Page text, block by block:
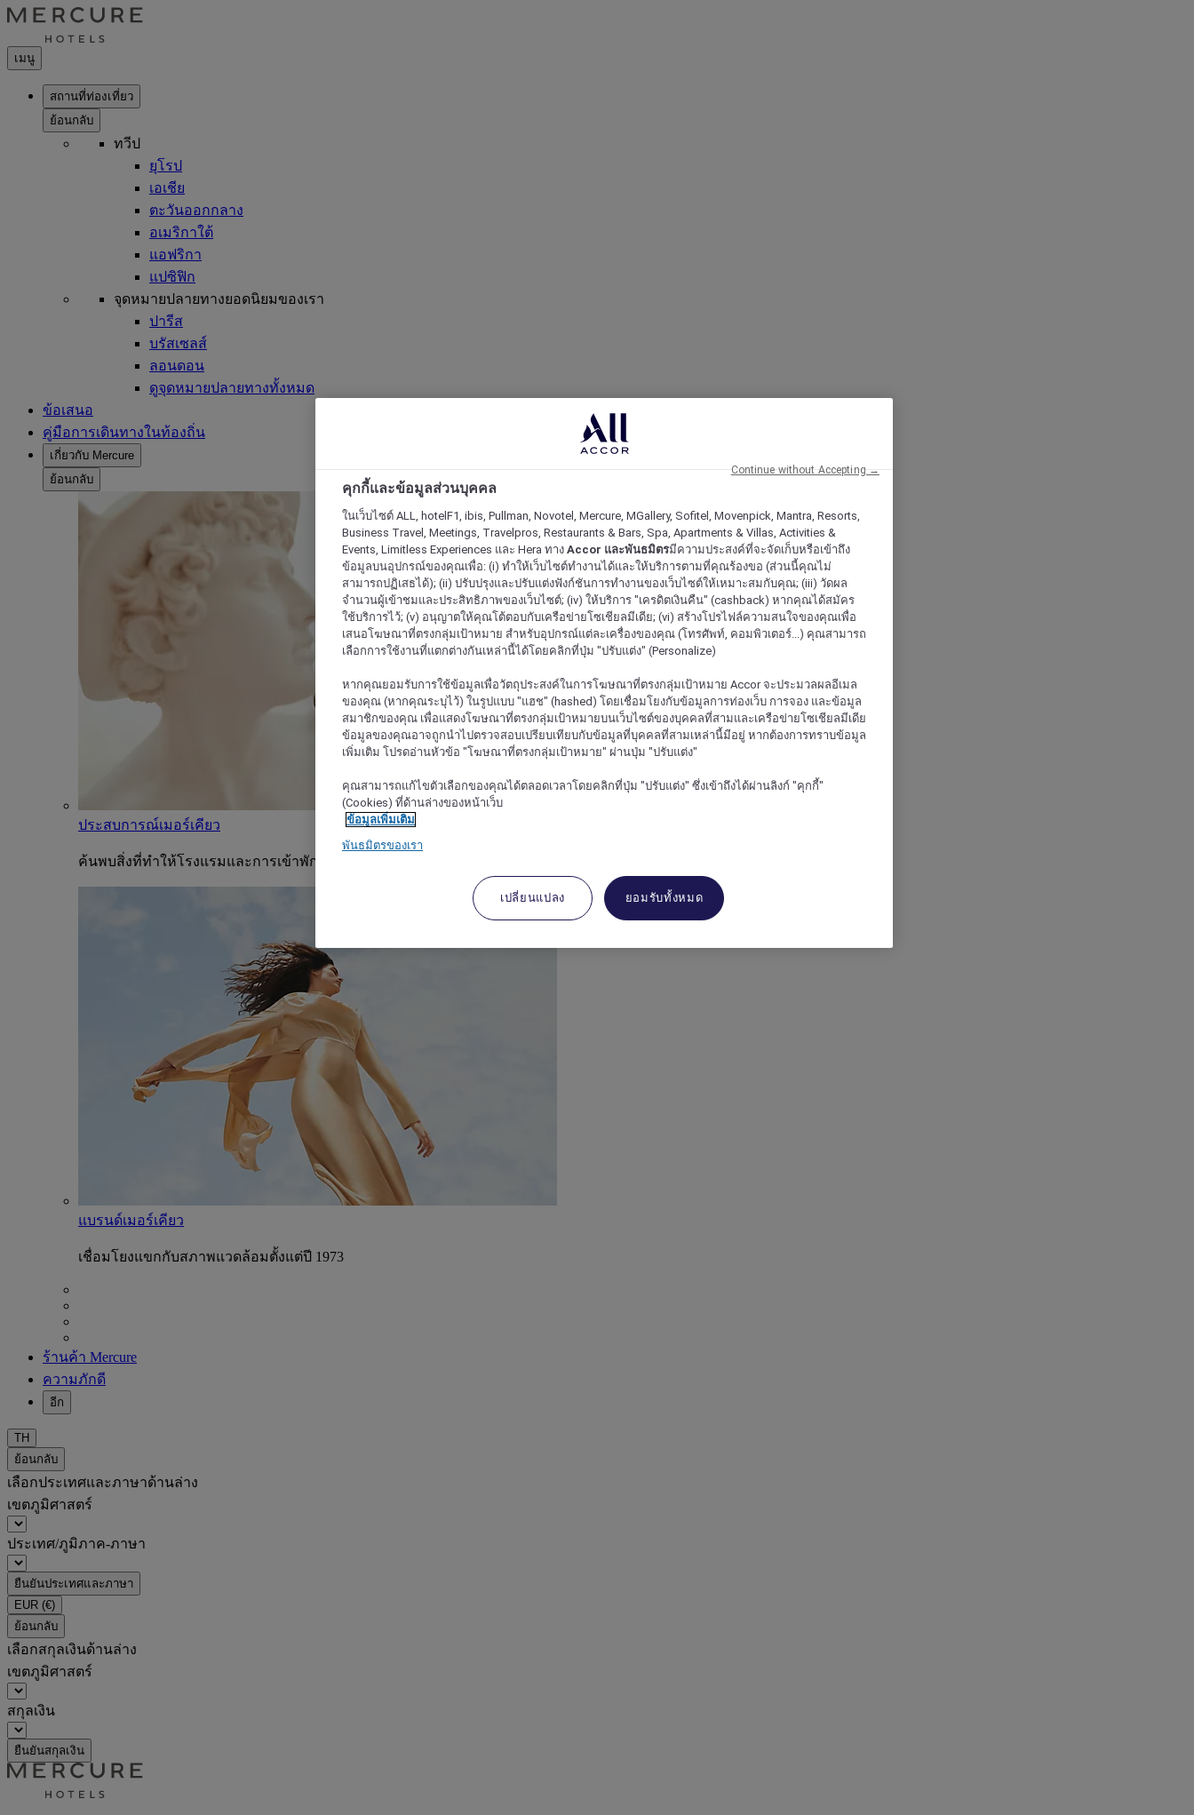
เมนู
สถานที่ท่องเที่ยว
ย้อนกลับ
ทวีป
ยุโรป
เอเชีย
ตะวันออกกลาง
อเมริกาใต้
แอฟริกา
แปซิฟิก
จุดหมายปลายทางยอดนิยมของเรา
ปารีส
บรัสเซลส์
ลอนดอน
ดูจุดหมายปลายทางทั้งหมด
ข้อเสนอ
คู่มือการเดินทางในท้องถิ่น
เกี่ยวกับ Mercure
ย้อนกลับ
ประสบการณ์เมอร์เคียว
ค้นพบสิ่งที่ทำให้โรงแรมและการเข้าพักแต่ละครั้งของเมอร์เคียวเป็นเอกลักษณ์
แบรนด์เมอร์เคียว
เชื่อมโยงแขกกับสภาพแวดล้อมตั้งแต่ปี 1973
ร้านค้า Mercure
ความภักดี
อีก
TH
ย้อนกลับ
เลือกประเทศและภาษาด้านล่าง
เขตภูมิศาสตร์
ประเทศ/ภูมิภาค-ภาษา
ยืนยันประเทศและภาษา
EUR (€)
ย้อนกลับ
เลือกสกุลเงินด้านล่าง
เขตภูมิศาสตร์
สกุลเงิน
ยืนยันสกุลเงิน
คุกกี้และข้อมูลส่วนบุคคล
ในเว็บไซต์ ALL, hotelF1, ibis, Pullman, Novotel, Mercure, MGallery, Sofitel, Movenpick, Mantra, Resorts,
Business Travel, Meetings, Travelpros, Restaurants & Bars, Spa, Apartments & Villas, Activities &
Events, Limitless Experiences และ Hera ทาง Accor และพันธมิตรมีความประสงค์ที่จะจัดเก็บหรือเข้าถึง
ข้อมูลบนอุปกรณ์ของคุณเพื่อ: (i) ทำให้เว็บไซต์ทำงานได้และให้บริการตามที่คุณร้องขอ (ส่วนนี้คุณไม่
สามารถปฏิเสธได้); (ii) ปรับปรุงและปรับแต่งฟังก์ชันการทำงานของเว็บไซต์ให้เหมาะสมกับคุณ; (iii) วัดผล
จำนวนผู้เข้าชมและประสิทธิภาพของเว็บไซต์; (iv) ให้บริการ "เครดิตเงินคืน" (cashback) หากคุณได้สมัคร
ใช้บริการไว้; (v) อนุญาตให้คุณโต้ตอบกับเครือข่ายโซเชียลมีเดีย; (vi) สร้างโปรไฟล์ความสนใจของคุณเพื่อ
เสนอโฆษณาที่ตรงกลุ่มเป้าหมาย สำหรับอุปกรณ์แต่ละเครื่องของคุณ (โทรศัพท์, คอมพิวเตอร์...) คุณสามารถ
เลือกการใช้งานที่แตกต่างกันเหล่านี้ได้โดยคลิกที่ปุ่ม "ปรับแต่ง" (Personalize)
หากคุณยอมรับการใช้ข้อมูลเพื่อวัตถุประสงค์ในการโฆษณาที่ตรงกลุ่มเป้าหมาย Accor จะประมวลผลอีเมล
ของคุณ (หากคุณระบุไว้) ในรูปแบบ "แฮช" (hashed) โดยเชื่อมโยงกับข้อมูลการท่องเว็บ การจอง และข้อมูล
สมาชิกของคุณ เพื่อแสดงโฆษณาที่ตรงกลุ่มเป้าหมายบนเว็บไซต์ของบุคคลที่สามและเครือข่ายโซเชียลมีเดีย
ข้อมูลของคุณอาจถูกนำไปตรวจสอบเปรียบเทียบกับข้อมูลที่บุคคลที่สามเหล่านี้มีอยู่ หากต้องการทราบข้อมูล
เพิ่มเติม โปรดอ่านหัวข้อ "โฆษณาที่ตรงกลุ่มเป้าหมาย" ผ่านปุ่ม "ปรับแต่ง"
คุณสามารถแก้ไขตัวเลือกของคุณได้ตลอดเวลาโดยคลิกที่ปุ่ม "ปรับแต่ง" ซึ่งเข้าถึงได้ผ่านลิงก์ "คุกกี้"
(Cookies) ที่ด้านล่างของหน้าเว็บ
ข้อมูลเพิ่มเติม
พันธมิตรของเรา
เปลี่ยนแปลง ยอมรับทั้งหมด
Continue without Accepting →